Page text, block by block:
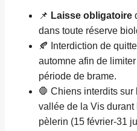
📌 Laisse obligatoire
dans toute réserve
🍂 Interdiction de
automne afin de
période de brame.
🛑 Chiens interdits
vallée de la Vis
pèlerin (15 février-31